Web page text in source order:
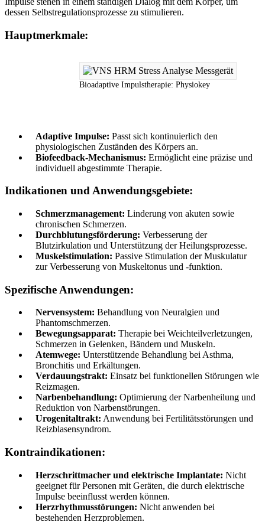
dessen Selbstregulationsprozesse zu stimulieren.
Hauptmerkmale:
Bioadaptive Impulstherapie: Physiokey
Adaptive Impulse: Passt sich kontinuierlich den
physiologischen Zuständen des Körpers an.
Biofeedback-Mechanismus: Ermöglicht eine präzise und
individuell abgestimmte Therapie.
Indikationen und Anwendungsgebiete:
Schmerzmanagement: Linderung von akuten sowie
chronischen Schmerzen.
Durchblutungsförderung: Verbesserung der
Blutzirkulation und Unterstützung der Heilungsprozesse.
Muskelstimulation: Passive Stimulation der Muskulatur
zur Verbesserung von Muskeltonus und -funktion.
Spezifische Anwendungen:
Nervensystem: Behandlung von Neuralgien und
Phantomschmerzen.
Bewegungsapparat: Therapie bei Weichteilverletzungen,
Schmerzen in Gelenken, Bändern und Muskeln.
Atemwege: Unterstützende Behandlung bei Asthma,
Bronchitis und Erkältungen.
Verdauungstrakt: Einsatz bei funktionellen Störungen wie
Reizmagen.
Narbenbehandlung: Optimierung der Narbenheilung und
Reduktion von Narbenstörungen.
Urogenitaltrakt: Anwendung bei Fertilitätsstörungen und
Reizblasensyndrom.
Kontraindikationen:
Herzschrittmacher und elektrische Implantate: Nicht
geeignet für Personen mit Geräten, die durch elektrische
Impulse beeinflusst werden können.
Herzrhythmusstörungen: Nicht anwenden bei
bestehenden Herzproblemen.